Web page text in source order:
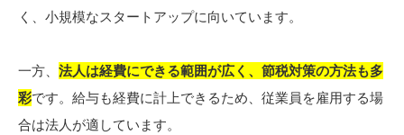
く、小規模なスタートアップに向いています。
一方、 法人は経費にできる範囲が広く、節税対策の方法も多
彩です。給与も経費に計上できるため、従業員を雇用する場
合は法人が適しています。